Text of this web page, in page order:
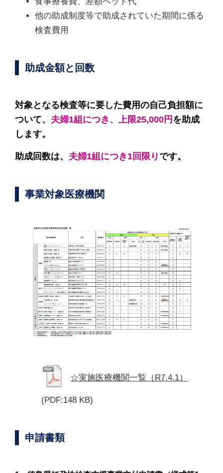
他の助成制度等で助成されていた期間に係る
検査費用
助成金額と回数
対象となる検査等に要した費用の自己負担額に
ついて、 夫婦1組につき、上限25,000円 を助成
します。
助成回数は、 夫婦1組につき1回限り です。
事業対象医療機関
☆実施医療機関一覧（R7.4.1）
(PDF:148 KB)
申請書類